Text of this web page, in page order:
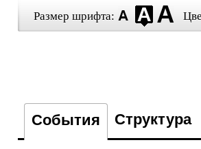
Размер шрифта:
События Структура